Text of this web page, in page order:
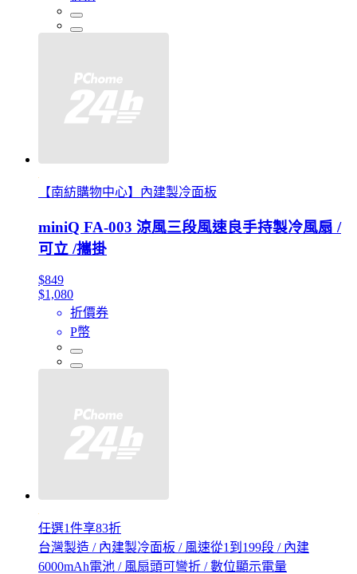
【南紡購物中心】內建製冷面板
miniQ FA-003 涼風三段風速良手持製冷風扇 /
可立 /攜掛
$849
$1,080
折價券
P幣
任選1件享83折
台灣製造 / 內建製冷面板 / 風速從1到199段 / 內建
6000mAh電池 / 風扇頭可彎折 / 數位顯示電量